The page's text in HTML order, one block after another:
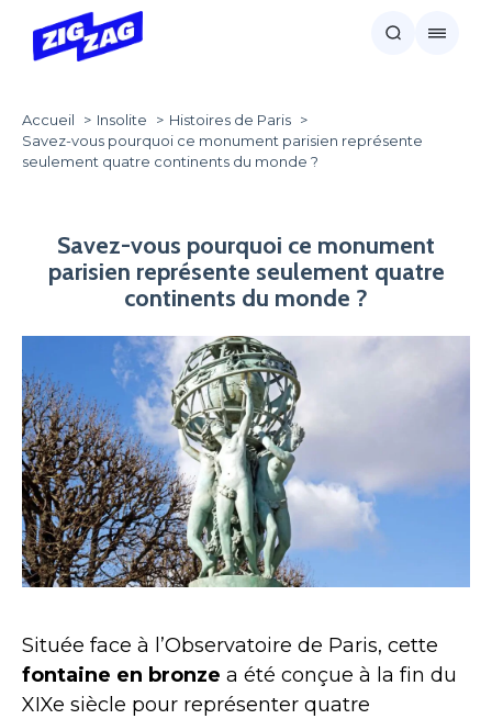
Accueil Insolite
Histoires de Paris
Savez-vous pourquoi ce monument parisien représente
seulement quatre continents du monde ?
Savez-vous pourquoi ce monument
parisien représente seulement quatre
continents du monde ?
Située face à l’Observatoire de Paris, cette
fontaine en bronze a été conçue à la fin du
XIXe siècle pour représenter quatre